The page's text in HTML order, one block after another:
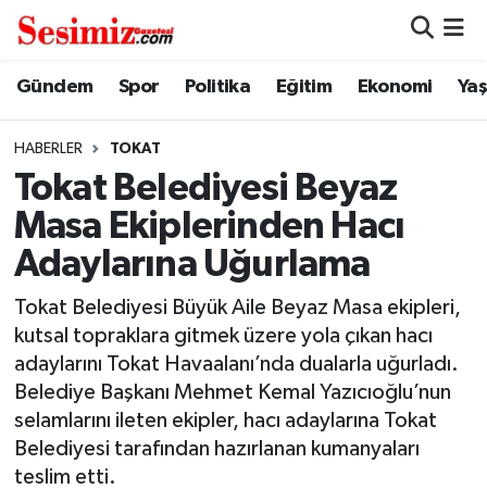
Gündem Spor Politika Eğitim Ekonomi
HABERLER TOKAT
Tokat Belediyesi Beyaz
Masa Ekiplerinden Hacı
Adaylarına Uğurlama
Tokat Belediyesi Büyük Aile Beyaz Masa ekipleri,
kutsal topraklara gitmek üzere yola çıkan hacı
adaylarını Tokat Havaalanı’nda dualarla uğurladı.
Belediye Başkanı Mehmet Kemal Yazıcıoğlu’nun
selamlarını ileten ekipler, hacı adaylarına Tokat
Belediyesi tarafından hazırlanan kumanyaları
teslim etti.
Dünya
Ekonomi
Genel
Gündem
Magazin
Politika
Sağlık
Nöbetçi Eczaneler
Namaz Vakitleri
Trafik Durumu
Süper Lig Puan Durumu ve Fikstür
Tüm Manşetler
Son Dakika Haberleri
Haber Arşivi